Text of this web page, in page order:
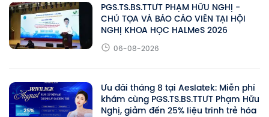
PGS.TS.BS.TTƯT PHẠM HỮU NGHỊ -
CHỦ TỌA VÀ BÁO CÁO VIÊN TẠI HỘI
NGHỊ KHOA HỌC HALMeS 2026
06-08-2026
Ưu đãi tháng 8 tại Aeslatek: Miễn phí
khám cùng PGS.TS.BS.TTƯT Phạm Hữu
Nghị, giảm đến 25% liệu trình trẻ hóa